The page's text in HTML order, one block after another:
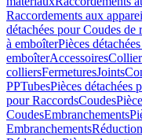
Raccordements aux
détachées pour Coudes de
à emboîterPièces
emboîterAccessoires
colliersFermeturesJoints
PPTubesPièces détachées
pour RaccordsCoudes
CoudesEmbranchements
Embranchements